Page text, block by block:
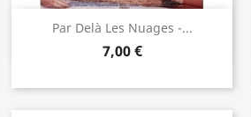
Par Delà Les Nuages -...
7,00 €
Aperçu rapide